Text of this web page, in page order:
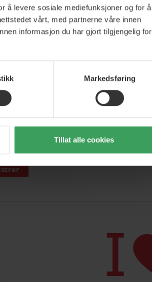
å levere sosiale mediefunksjoner og for å
vårt, med partnerne våre innen
informasjon du har gjort tilgjengelig for
Markedsføring
Tillat alle cookies
tilbud, nyheter og inspirasjon